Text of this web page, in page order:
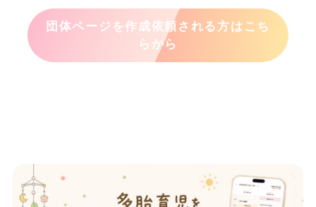
団体ページを作成依頼される方はこち
らから